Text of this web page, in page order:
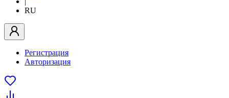
RU
Регистрация
Авторизация